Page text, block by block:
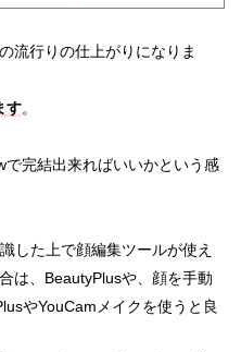
流行りの仕上がりになりま
す。
で完結出来ればいいかという感
した上で顔編集ツールが使え
は、BeautyPlusや、顔を手動
やYouCamメイクを使うと良